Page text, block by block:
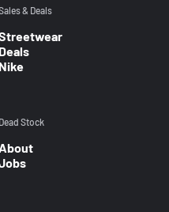
& Deals
Deals
Nike
Dead Stock